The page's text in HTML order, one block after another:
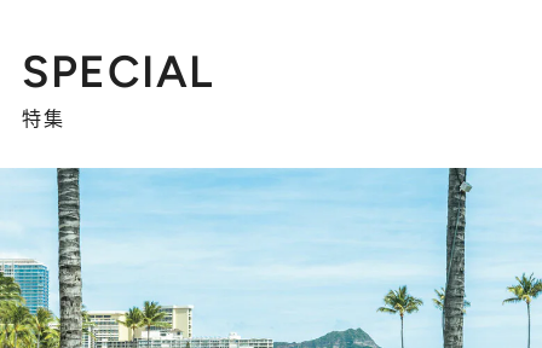
SPECIAL
特集